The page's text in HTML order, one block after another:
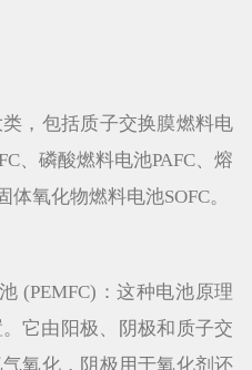
包括质子交换膜燃料电
、磷酸燃料电池PAFC、熔
氧化物燃料电池SOFC。
：这种电池原理
。它由阳极、阴极和质子交
氧化，阴极用于氧化剂还